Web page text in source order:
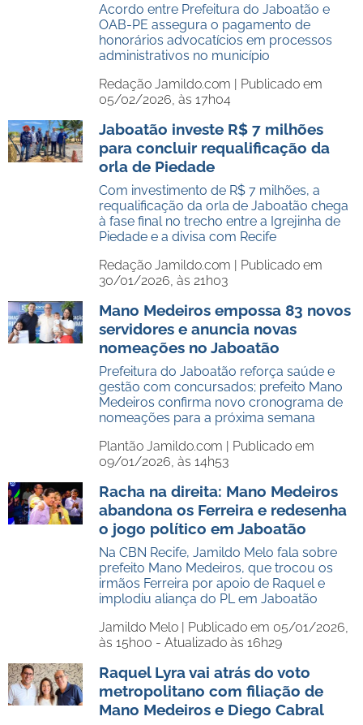
Acordo entre Prefeitura do Jaboatão e
OAB-PE assegura o pagamento de
honorários advocatícios em processos
administrativos no município
Redação Jamildo.com | Publicado em
05/02/2026, às 17h04
Jaboatão investe R$ 7 milhões
para concluir requalificação da
orla de Piedade
Com investimento de R$ 7 milhões, a
requalificação da orla de Jaboatão chega
à fase final no trecho entre a Igrejinha de
Piedade e a divisa com Recife
Redação Jamildo.com | Publicado em
30/01/2026, às 21h03
Mano Medeiros empossa 83 novos
servidores e anuncia novas
nomeações no Jaboatão
Prefeitura do Jaboatão reforça saúde e
gestão com concursados; prefeito Mano
Medeiros confirma novo cronograma de
nomeações para a próxima semana
Plantão Jamildo.com | Publicado em
09/01/2026, às 14h53
Racha na direita: Mano Medeiros
abandona os Ferreira e redesenha
o jogo político em Jaboatão
Na CBN Recife, Jamildo Melo fala sobre
prefeito Mano Medeiros, que trocou os
irmãos Ferreira por apoio de Raquel e
implodiu aliança do PL em Jaboatão
Jamildo Melo | Publicado em 05/01/2026,
às 15h00 - Atualizado às 16h29
Raquel Lyra vai atrás do voto
metropolitano com filiação de
Mano Medeiros e Diego Cabral